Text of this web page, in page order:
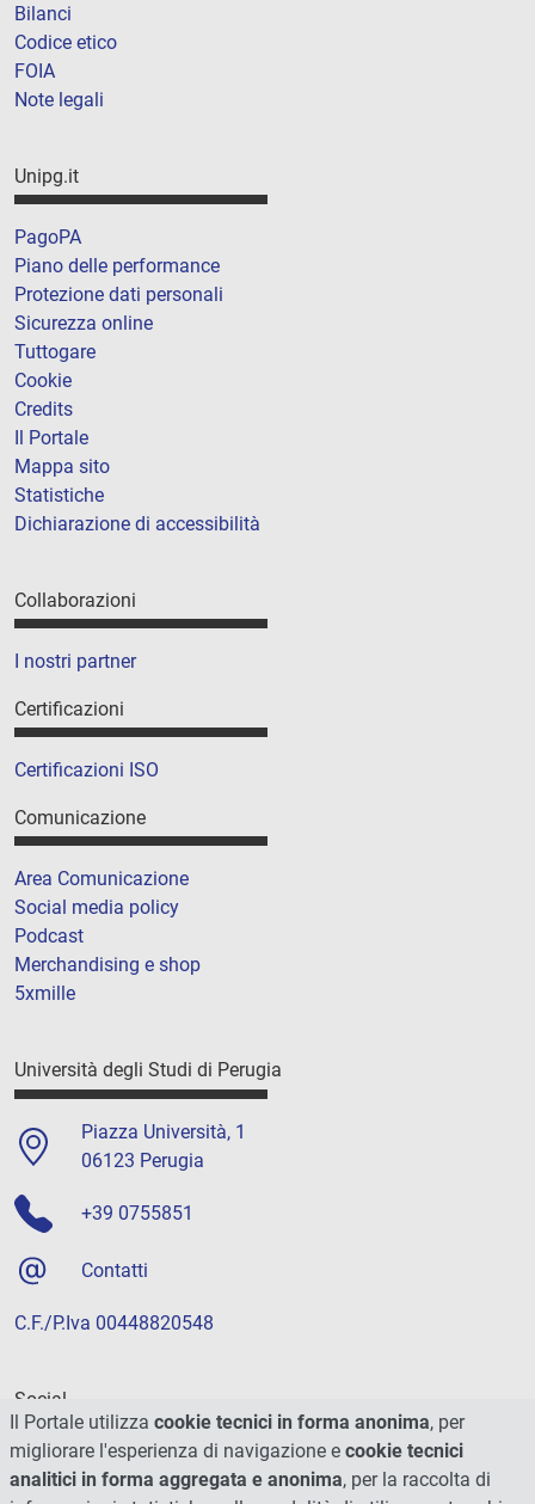
Bilanci
Codice etico
FOIA
Note legali
Unipg.it
PagoPA
Piano delle performance
Protezione dati personali
Sicurezza online
Tuttogare
Cookie
Credits
Il Portale
Mappa sito
Statistiche
Dichiarazione di accessibilità
Collaborazioni
I nostri partner
Certificazioni
Certificazioni ISO
Comunicazione
Area Comunicazione
Social media policy
Podcast
Merchandising e shop
5xmille
Università degli Studi di Perugia
Piazza Università, 1
06123 Perugia
+39 0755851
Contatti
C.F./P.Iva 00448820548
Social
Il Portale utilizza cookie tecnici in forma anonima, per
migliorare l'esperienza di navigazione e cookie tecnici
analitici in forma aggregata e anonima, per la raccolta di